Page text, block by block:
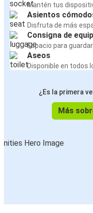
Mantén tus
Asientos
Disfruta de más
Consigna de
Espacio para
Aseos
Disponible en todos
¿Es la primera
Más